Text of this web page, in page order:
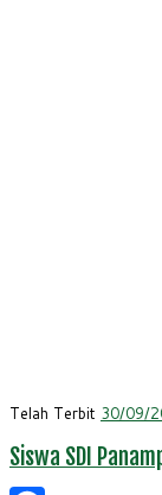
Telah Terbit 30/09/
Siswa SDI